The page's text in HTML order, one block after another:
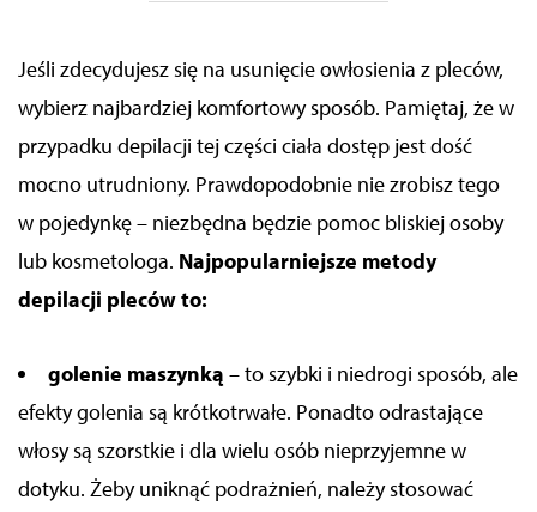
Jeśli zdecydujesz się na usunięcie owłosienia z pleców,
wybierz najbardziej komfortowy sposób. Pamiętaj, że w
przypadku depilacji tej części ciała dostęp jest dość
mocno utrudniony. Prawdopodobnie nie zrobisz tego
w pojedynkę – niezbędna będzie pomoc bliskiej osoby
lub kosmetologa. Najpopularniejsze metody
depilacji pleców to:
golenie maszynką – to szybki i niedrogi sposób, ale
efekty golenia są krótkotrwałe. Ponadto odrastające
włosy są szorstkie i dla wielu osób nieprzyjemne w
dotyku. Żeby uniknąć podrażnień, należy stosować